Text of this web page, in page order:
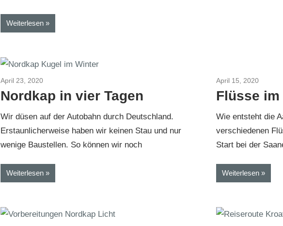
Weiterlesen
April 23, 2020
Nordkap in vier Tagen
Wir düsen auf der Autobahn durch Deutschland.
Erstaunlicherweise haben wir keinen Stau und nur
wenige Baustellen. So können wir noch
Weiterlesen
April 15, 2020
Flüsse
Wie entsteht die
verschiedenen
Start bei der
Weiterlesen